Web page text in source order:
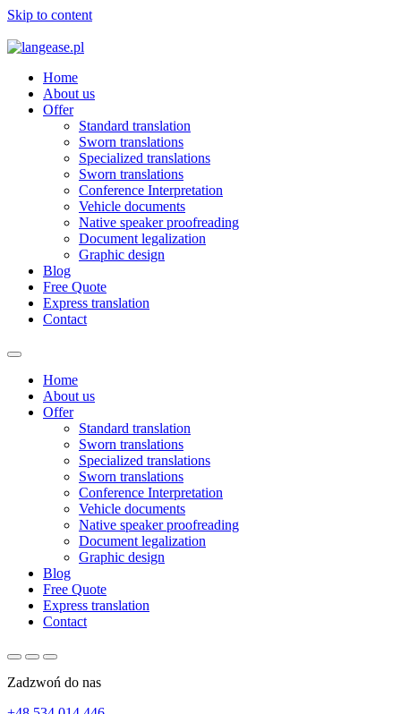
Skip to content
Home
About us
Offer
Standard translation
Sworn translations
Specialized translations
Sworn translations
Conference Interpretation
Vehicle documents
Native speaker proofreading
Document legalization
Graphic design
Blog
Free Quote
Express translation
Contact
Home
About us
Offer
Standard translation
Sworn translations
Specialized translations
Sworn translations
Conference Interpretation
Vehicle documents
Native speaker proofreading
Document legalization
Graphic design
Blog
Free Quote
Express translation
Contact
Zadzwoń do nas